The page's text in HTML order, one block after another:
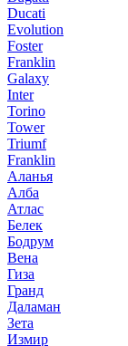
Ducati
Evolution
Foster
Franklin
Galaxy
Inter
Torino
Tower
Triumf
Franklin
Аланья
Алба
Атлас
Белек
Бодрум
Вена
Гиза
Гранд
Даламан
Зета
Измир